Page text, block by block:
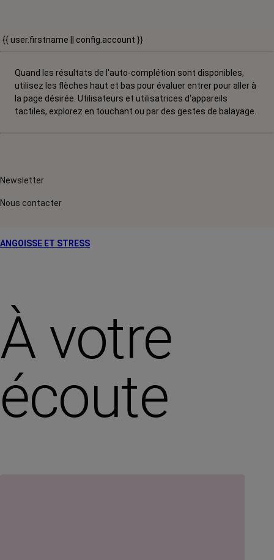
{{ user.firstname || config.account }}
Quand les résultats de l'auto-complétion sont disponibles,
utilisez les flèches haut et bas pour évaluer entrer pour aller à
la page désirée. Utilisateurs et utilisatrices d‘appareils
tactiles, explorez en touchant ou par des gestes de balayage.
Newsletter
Nous contacter
ANGOISSE ET STRESS
À votre
écoute